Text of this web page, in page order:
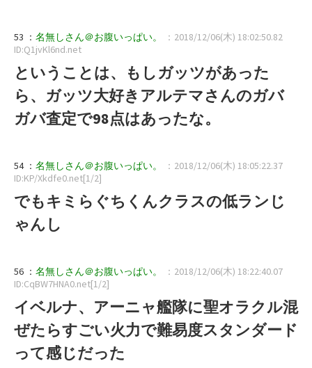
53 ： 名無しさん＠お腹いっぱい。
：2018/12/06(木) 18:02:50.82
ID:Q1jvKl6nd.net
ということは、もしガッツがあった
ら、ガッツ大好きアルテマさんのガバ
ガバ査定で98点はあったな。
54 ： 名無しさん＠お腹いっぱい。
：2018/12/06(木) 18:05:22.37
ID:KP/Xkdfe0.net[1/2]
でもキミらぐちくんクラスの低ランじ
ゃんし
56 ： 名無しさん＠お腹いっぱい。
：2018/12/06(木) 18:22:40.07
ID:CqBW7HNA0.net[1/2]
イベルナ、アーニャ艦隊に聖オラクル混
ぜたらすごい火力で難易度スタンダード
って感じだった